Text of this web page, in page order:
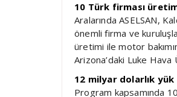
10 Türk firması
Aralarında ASELSAN,
önemli firma ve
üretimi ile motor
Arizona’daki Luke
12 milyar dolarlık yük
Program kapsamında